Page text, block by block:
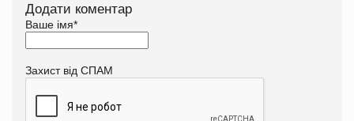
Додати коментар
Ваше імя*
Захист від СПАМ